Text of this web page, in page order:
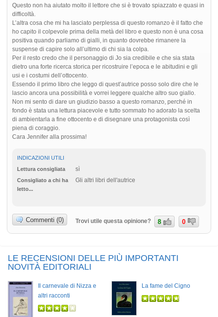
Questo non ha aiutato molto il lettore che si è trovato spiazzato e quasi in
difficoltà.
L’altra cosa che mi ha lasciato perplessa di questo romanzo è il fatto che
ho capito il colpevole prima della metà del libro e questo non è una cosa
positiva quando parliamo di gialli, in quanto dovrebbe rimanere la
suspense di capire solo all’ultimo di chi sia la colpa.
Per il resto credo che il personaggio di Jo sia credibile e che sia stata
dietro una forte ricerca storica per ricostruire l’epoca e le abitudini e gli
usi e i costumi dell’ottocento.
Essendo il primo libro che leggo di quest’autrice posso solo dire che le
lascio ancora una possibilità e vorrei leggere qualche altro suo giallo.
Non mi sento di dare un giudizio basso a questo romanzo, perché in
fondo è stata una lettura piacevole e tutto sommato ho adorato la scelta
di ambientarla a fine ottocento e di disegnare una protagonista così
piena di coraggio.
Cara Jennifer alla prossima!
INDICAZIONI UTILI
Lettura consigliata
sì
Consigliato a chi ha
letto...
Gli altri libri dell'autrice
Commenti (0) Trovi utile questa opinione? 8 0
LE RECENSIONI DELLE PIÙ IMPORTANTI
NOVITÀ EDITORIALI
Il carnevale di Nizza e
altri racconti
La fame del Cigno